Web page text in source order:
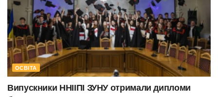
ОСВІТА
Випускники ННІІПІ ЗУНУ отримали дипломи